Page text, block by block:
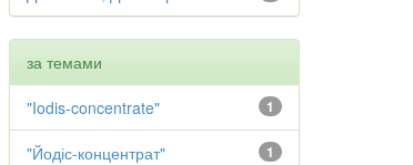
за темами
1
"Iodis-concentrate"
1
"Йодіс-концентрат"